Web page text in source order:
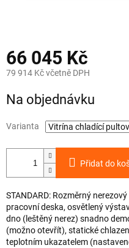
66 045 Kč
79 914 Kč včetně DPH
cena:
Na objednávku
Varianta
Přidat do
STANDARD: Rozměrný
pracovní deska, osvětlený
dno (leštěný nerez) snadno
(možno otevřít), statické
teplotním ukazatelem